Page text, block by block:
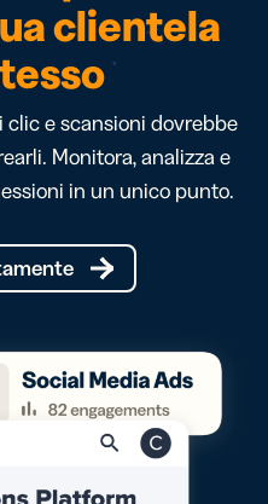
clientela
e scansioni dovrebbe
Monitora, analizza e
in un unico punto.